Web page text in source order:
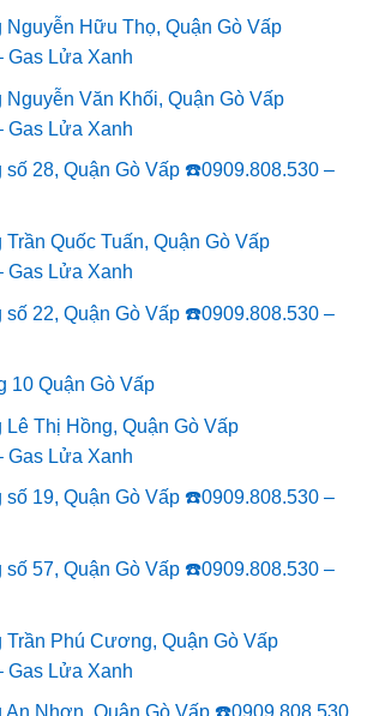
Hữu Thọ, Quận Gò Vấp
Gas Lửa Xanh
Văn Khối, Quận Gò Vấp
Gas Lửa Xanh
28, Quận Gò Vấp ☎️0909.808.530 –
Quốc Tuấn, Quận Gò Vấp
Gas Lửa Xanh
22, Quận Gò Vấp ☎️0909.808.530 –
10 Quận Gò Vấp
Thị Hồng, Quận Gò Vấp
Gas Lửa Xanh
19, Quận Gò Vấp ☎️0909.808.530 –
57, Quận Gò Vấp ☎️0909.808.530 –
Phú Cương, Quận Gò Vấp
Gas Lửa Xanh